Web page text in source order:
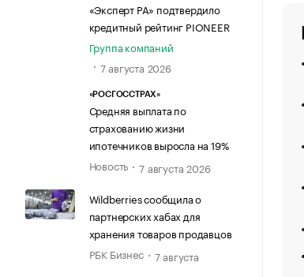
«Эксперт РА» подтвердило
кредитный рейтинг PIONEER
Группа компаний
7 августа 2026
«РОСГОССТРАХ»
Средняя выплата по
страхованию жизни
ипотечников выросла на 19%
Новость
7 августа 2026
Wildberries сообщила о
партнерских хабах для
хранения товаров продавцов
РБК Бизнес
7 августа